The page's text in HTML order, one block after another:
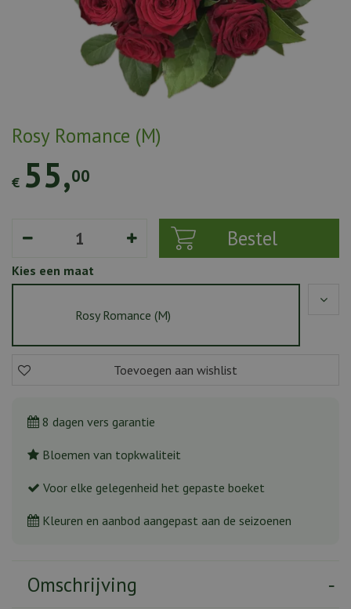
Rosy Romance (M)
€ 55,00
Kies een maat
Rosy Romance (M)
8 dagen vers garantie
Bloemen van topkwaliteit
Voor elke gelegenheid het gepaste boeket
Kleuren en aanbod aangepast aan de seizoenen
Omschrijving